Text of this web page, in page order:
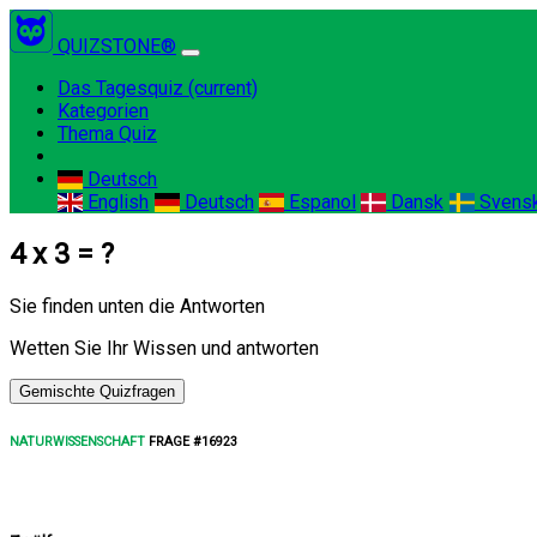
QUIZSTONE®
Das Tagesquiz (current)
Kategorien
Thema Quiz
Deutsch
English
Deutsch Espanol Dansk
4 x 3 = ?
Sie finden unten die Antworten
Wetten Sie Ihr Wissen und antworten
Gemischte Quizfragen
NATURWISSENSCHAFT FRAGE #16923